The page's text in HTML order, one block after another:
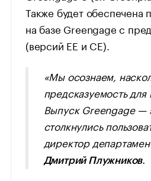
Также будет обеспечена
на базе Greengage с
(версий EE и CE).
«Мы осознаем,
предсказуемость
Выпуск Greengage —
столкнулись
директор
Дмитрий Плужников.